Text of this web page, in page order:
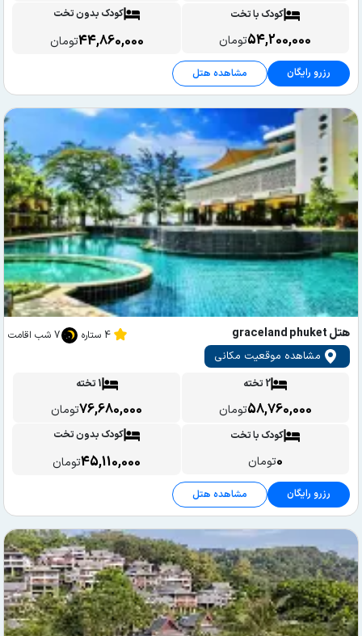
کودک با تخت
54,200,000تومان
کودک بدون تخت
44,860,000تومان
رزرو رایگان مشاهده هتل
هتل graceland phuket
مشاهده موقعیت مکانی
4 ستاره 7 شب اقامت
2 تخته
58,760,000تومان
1 تخته
76,680,000تومان
کودک با تخت
0تومان
کودک بدون تخت
45,110,000تومان
رزرو رایگان مشاهده هتل